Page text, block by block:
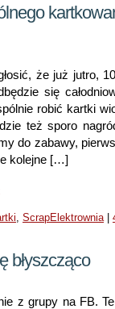
jajem
że już jutro,
się
robić kartki
też sporo
do zabawy,
kolejne […]
, ScrapElektrownia|
błyszcząco
z grupy na FB.